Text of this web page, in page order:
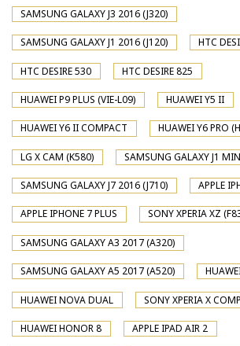
SAMSUNG GALAXY J3 2016 (J320)
SAMSUNG GALAXY J1 2016 (J120) HTC
HTC DESIRE 530 HTC DESIRE 825
HUAWEI P9 PLUS (VIE-L09) HUAWEI Y5 II
HUAWEI Y6 II COMPACT HUAWEI Y6 PRO
LG X CAM (K580) SAMSUNG GALAXY J1
SAMSUNG GALAXY J7 2016 (J710) APPLE
APPLE IPHONE 7 PLUS SONY XPERIA XZ
SAMSUNG GALAXY A3 2017 (A320)
SAMSUNG GALAXY A5 2017 (A520)
HUAWEI NOVA DUAL SONY XPERIA X
HUAWEI HONOR 8 APPLE IPAD AIR 2